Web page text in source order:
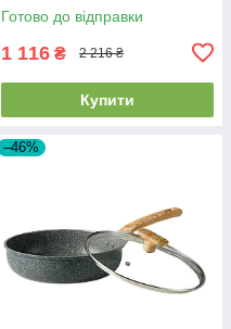
Готово до відправки
1 116 ₴ 2 216 ₴
Купити
–46%